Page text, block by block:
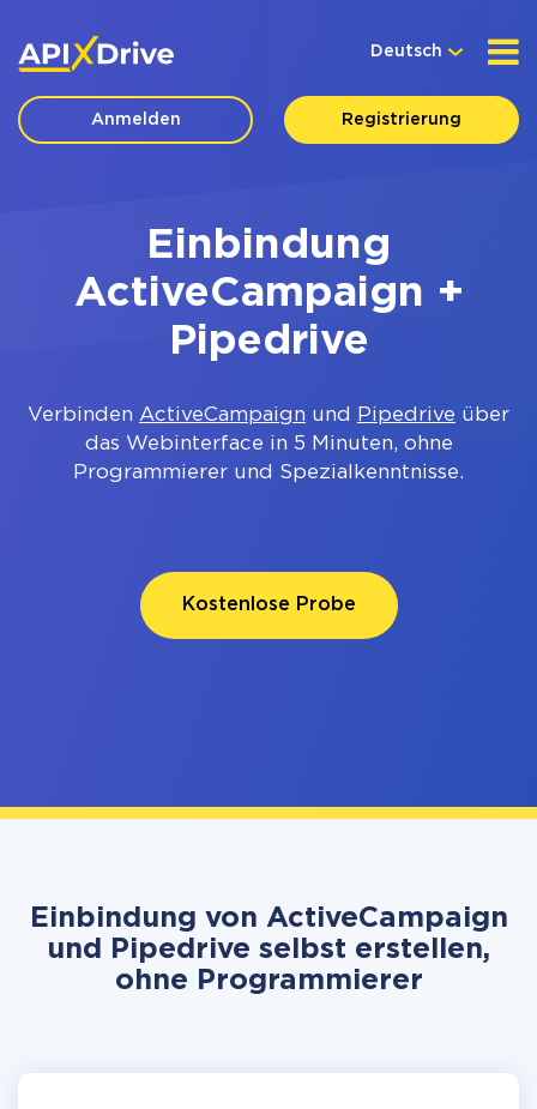
Deutsch
Anmelden Registrierung
Einbindung
ActiveCampaign +
Pipedrive
Verbinden ActiveCampaign und Pipedrive über
das Webinterface in 5 Minuten, ohne
Programmierer und Spezialkenntnisse.
Kostenlose Probe
Einbindung von ActiveCampaign
und Pipedrive selbst erstellen,
ohne Programmierer